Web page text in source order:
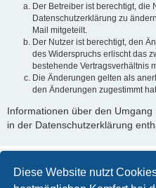
Diese Website nutzt
Der Betreiber ist berechtigt,
Datenschutzerklärung zu
Mail mitgeteilt.
Der Nutzer ist berechtigt, den
des Widerspruchs erlischt das
bestehende Vertragsverhältnis
Die Änderungen gelten als
den Änderungen zugestimmt
Informationen über den
in der Datenschutzerklärung